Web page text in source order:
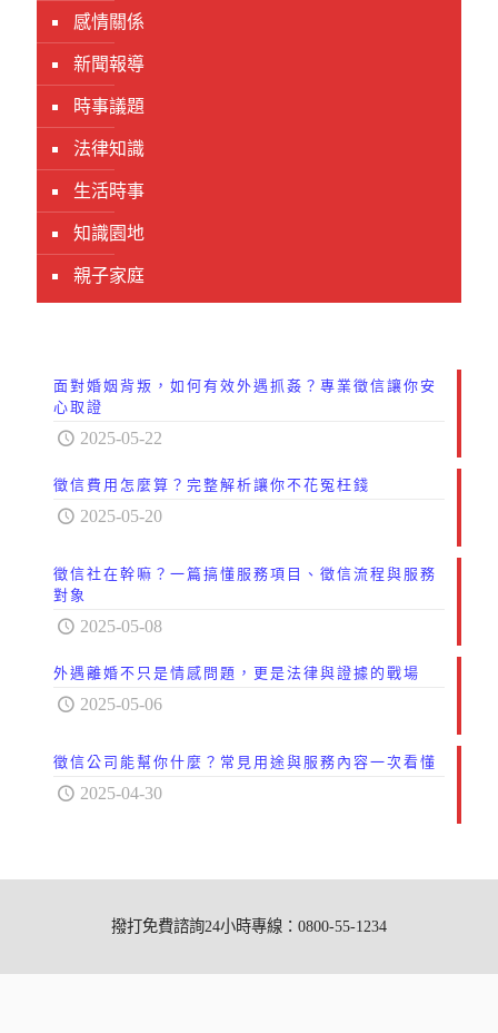
感情關係
新聞報導
時事議題
法律知識
生活時事
知識園地
親子家庭
面對婚姻背叛，如何有效外遇抓姦？專業徵信讓你安
心取證
2025-05-22
徵信費用怎麼算？完整解析讓你不花冤枉錢
2025-05-20
徵信社在幹嘛？一篇搞懂服務項目、徵信流程與服務
對象
2025-05-08
外遇離婚不只是情感問題，更是法律與證據的戰場
2025-05-06
徵信公司能幫你什麼？常見用途與服務內容一次看懂
2025-04-30
撥打免費諮詢24小時專線：0800-55-1234